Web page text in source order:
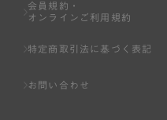
のいずれかの事由に該当す
または事前に通知すること
いる場合。
会員規約・
オンラインご利用規約
特定商取引法に基づく表記
お問い合わせ